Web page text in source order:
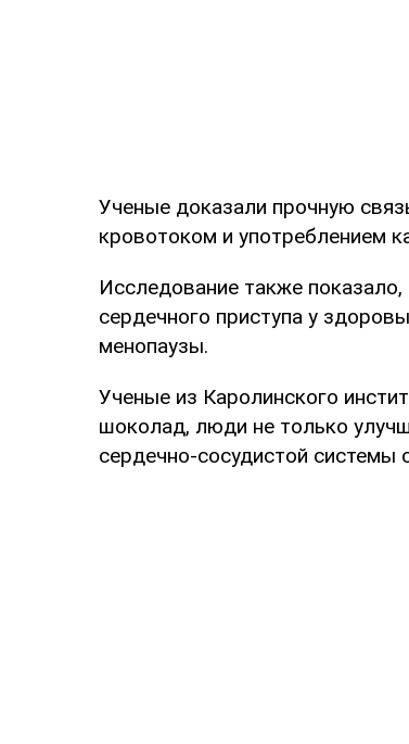
Ученые доказали прочную
кровотоком и употреблением
Исследование также
сердечного приступа у
менопаузы.
Ученые из Каролинского
шоколад, люди не только
сердечно-сосудистой системы